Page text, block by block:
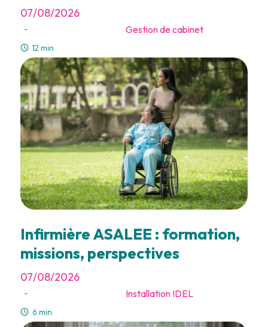
07/08/2026
- Gestion de cabinet
12 min
Infirmière ASALEE : formation,
missions, perspectives
07/08/2026
- Installation IDEL
6 min